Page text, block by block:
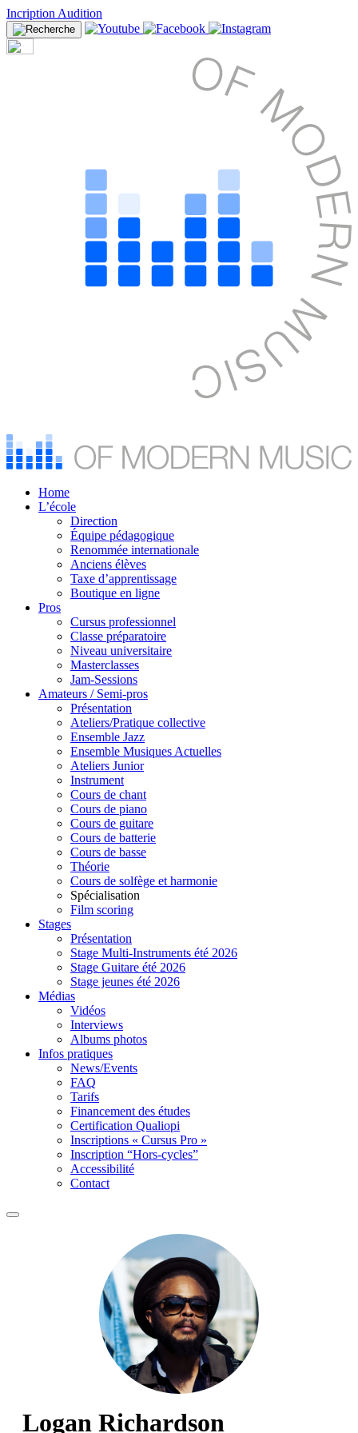
Incription Audition
Home
L’école
Direction
Équipe pédagogique
Renommée internationale
Anciens élèves
Taxe d’apprentissage
Boutique en ligne
Pros
Cursus professionnel
Classe préparatoire
Niveau universitaire
Masterclasses
Jam-Sessions
Amateurs / Semi-pros
Présentation
Ateliers/Pratique collective
Ensemble Jazz
Ensemble Musiques Actuelles
Ateliers Junior
Instrument
Cours de chant
Cours de piano
Cours de guitare
Cours de batterie
Cours de basse
Théorie
Cours de solfège et harmonie
Spécialisation
Film scoring
Stages
Présentation
Stage Multi-Instruments été 2026
Stage Guitare été 2026
Stage jeunes été 2026
Médias
Vidéos
Interviews
Albums photos
Infos pratiques
News/Events
FAQ
Tarifs
Financement des études
Certification Qualiopi
Inscriptions « Cursus Pro »
Inscription “Hors-cycles”
Accessibilité
Contact
Logan Richardson